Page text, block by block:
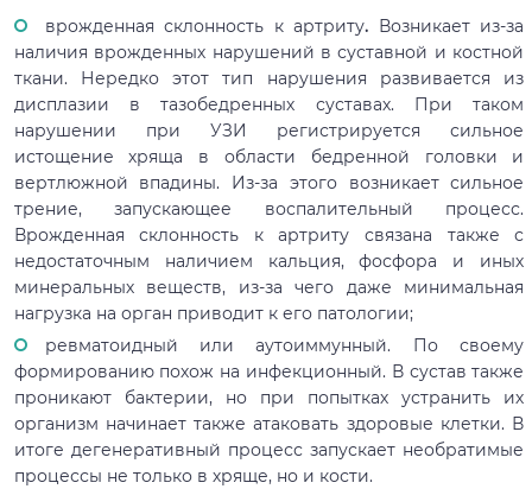
врожденная склонность к артриту. Возникает из-за
наличия врожденных нарушений в суставной и костной
ткани. Нередко этот тип нарушения развивается из
дисплазии в тазобедренных суставах. При таком
нарушении при УЗИ регистрируется сильное
истощение хряща в области бедренной головки и
вертлюжной впадины. Из-за этого возникает сильное
трение, запускающее воспалительный процесс.
Врожденная склонность к артриту связана также с
недостаточным наличием кальция, фосфора и иных
минеральных веществ, из-за чего даже минимальная
нагрузка на орган приводит к его патологии;
ревматоидный или аутоиммунный. По своему
формированию похож на инфекционный. В сустав также
проникают бактерии, но при попытках устранить их
организм начинает также атаковать здоровые клетки. В
итоге дегенеративный процесс запускает необратимые
процессы не только в хряще, но и кости.